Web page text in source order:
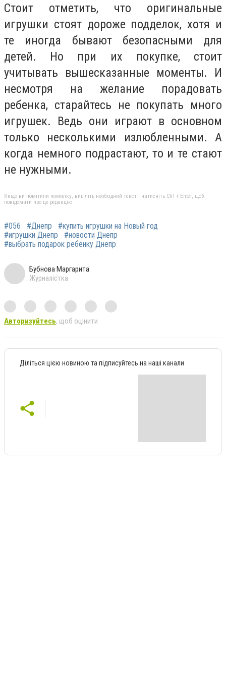
Стоит отметить, что оригинальные
игрушки стоят дороже подделок, хотя и
те иногда бывают безопасными для
детей. Но при их покупке, стоит
учитывать вышесказанные моменты. И
несмотря на желание порадовать
ребенка, старайтесь не покупать много
игрушек. Ведь они играют в основном
только несколькими излюбленными. А
когда немного подрастают, то и те стают
не нужными.
Якщо ви помітили помилку, виділіть необхідний текст і натисніть Ctrl + Enter, щоб
повідомити про це редакцію
#056 #Днепр
#купить игрушки на Новый год
#игрушки Днепр
#новости Днепр
#выбрать подарок ребенку Днепр
Бубнова Маргарита
Журналістка
Авторизуйтесь, щоб оцінити
Діліться цією новиною та підписуйтесь на наші канали